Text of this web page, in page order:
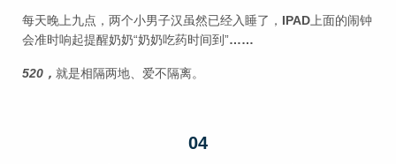
每天晚上九点，两个小男子汉虽然已经入睡了， IPAD上面的闹钟
会准时响起提醒奶奶“奶奶吃药时间到”……
520， 就是相隔两地、爱不隔离。
04